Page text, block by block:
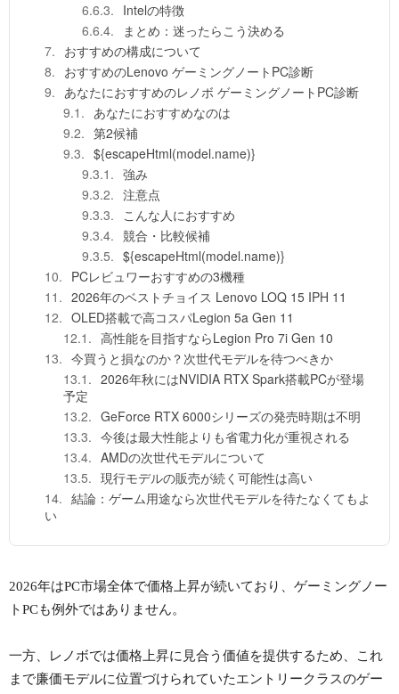
Intelの特徴
まとめ：迷ったらこう決める
おすすめの構成について
おすすめのLenovo ゲーミングノートPC診断
あなたにおすすめのレノボ ゲーミングノートPC診断
あなたにおすすめなのは
第2候補
${escapeHtml(model.name)}
強み
注意点
こんな人におすすめ
競合・比較候補
${escapeHtml(model.name)}
PCレビュワーおすすめの3機種
2026年のベストチョイス Lenovo LOQ 15 IPH 11
OLED搭載で高コスパLegion 5a Gen 11
高性能を目指すならLegion Pro 7i Gen 10
今買うと損なのか？次世代モデルを待つべきか
2026年秋にはNVIDIA RTX Spark搭載PCが登場
予定
GeForce RTX 6000シリーズの発売時期は不明
今後は最大性能よりも省電力化が重視される
AMDの次世代モデルについて
現行モデルの販売が続く可能性は高い
結論：ゲーム用途なら次世代モデルを待たなくてもよ
い
2026年はPC市場全体で価格上昇が続いており、ゲーミングノー
トPCも例外ではありません。
一方、レノボでは価格上昇に見合う価値を提供するため、これ
まで廉価モデルに位置づけられていたエントリークラスのゲー